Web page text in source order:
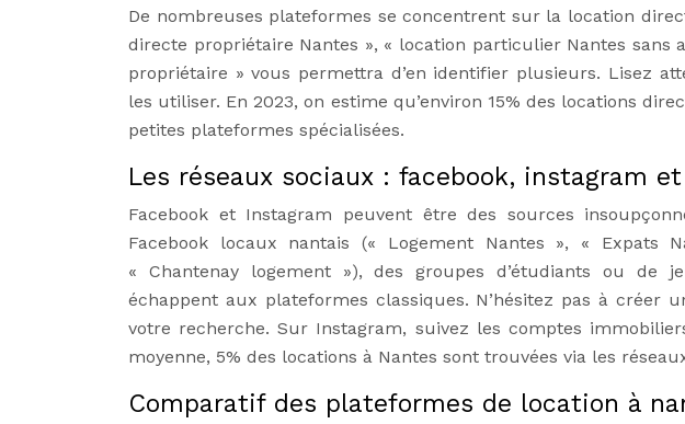
De nombreuses plateformes se concentrent sur la location
directe propriétaire Nantes », « location particulier Nantes sans
propriétaire » vous permettra d’en identifier plusieurs. Lisez
les utiliser. En 2023, on estime qu’environ 15% des locations
petites plateformes spécialisées.
Les réseaux sociaux : facebook, instagram
Facebook et Instagram peuvent être des sources
Facebook locaux nantais (« Logement Nantes », « Expats
« Chantenay logement »), des groupes d’étudiants ou de
échappent aux plateformes classiques. N’hésitez pas à créer
votre recherche. Sur Instagram, suivez les comptes
moyenne, 5% des locations à Nantes sont trouvées via les
Comparatif des plateformes de location à